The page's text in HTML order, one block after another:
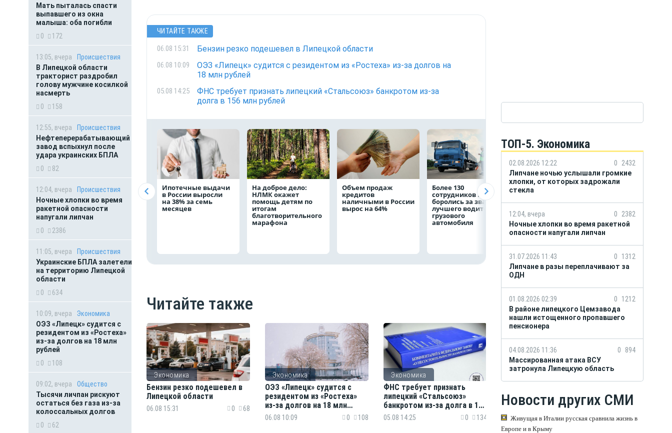
Мать пыталась спасти
выпавшего из окна
малыша: оба погибли
0
172
13:05, вчера
Происшествия
В Липецкой области
тракторист раздробил
голову мужчине косилкой
насмерть
0
158
12:55, вчера
Происшествия
Нефтеперерабатывающий
завод вспыхнул после
удара украинских БПЛА
0
82
12:04, вчера
Происшествия
Ночные хлопки во время
ракетной опасности
напугали липчан
0
2386
11:05, вчера
Происшествия
Украинские БПЛА залетели
на территорию Липецкой
области
0
634
10:09, вчера
Экономика
ОЭЗ «Липецк» судится с
резидентом из «Ростеха»
из-за долгов на 18 млн
рублей
0
108
09:02, вчера
Общество
Тысячи личпан рискуют
остаться без газа из-за
колоссальных долгов
0
62
ЧИТАЙТЕ ТАКЖЕ
06.08 15:31 Бензин резко подешевел в Липецкой области
06.08 10:09
ОЭЗ «Липецк» судится с резидентом из «Ростеха» из-за долгов на
18 млн рублей
05.08 14:25
ФНС требует признать липецкий «Стальсоюз» банкротом из-за
долга в 156 млн рублей
Ипотечные выдачи
в России выросли
на 38% за семь
месяцев
На доброе дело:
НЛМК окажет
помощь детям по
итогам
благотворительного
марафона
Объем продаж
кредитов
наличными в России
вырос на 64%
Более 130
сотрудников НЛМК
боролись за звание
лучшего водителя
грузового
автомобиля
Рефинансирование
кредитов в первом
полугодии 2026 года и гигантский
подвели итоги
фестиваля
лучше»
Читайте также
Экономика
Бензин резко подешевел в
Липецкой области
06.08 15:31 0 68
Экономика
ОЭЗ «Липецк» судится с
резидентом из «Ростеха»
из-за долгов на 18 млн
рублей
06.08 10:09 0 108
Экономика
ФНС требует признать
липецкий «Стальсоюз»
банкротом из-за долга в 156
млн рублей
05.08 14:25 0 134
ТОП-5. Экономика
02.08.2026 12:22 0
2432
Липчане ночью услышали громкие
хлопки, от которых задрожали
стекла
12:04, вчера 0
2382
Ночные хлопки во время ракетной
опасности напугали липчан
31.07.2026 11:43 0
1312
Липчане в разы переплачивают за
ОДН
01.08.2026 02:39 0
1212
В районе липецкого Цемзавода
нашли истощенного пропавшего
пенсионера
04.08.2026 11:36 0
894
Массированная атака ВСУ
затронула Липецкую область
Новости других СМИ
Живущая в Италии русская сравнила жизнь в
Европе и в Крыму